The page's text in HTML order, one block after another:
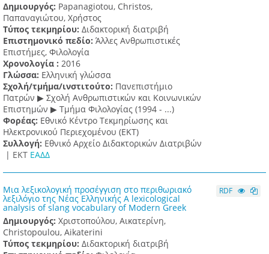
Δημιουργός: Papanagiotou, Christos,
Παπαναγιώτου, Χρήστος
Τύπος τεκμηρίου: Διδακτορική διατριβή
Επιστημονικό πεδίο: Άλλες Ανθρωπιστικές
Επιστήμες, Φιλολογία
Χρονολογία : 2016
Γλώσσα: Ελληνική γλώσσα
Σχολή/τμήμα/ινστιτούτο: Πανεπιστήμιο
Πατρών ▶ Σχολή Ανθρωπιστικών και Κοινωνικών
Επιστημών ▶ Τμήμα Φιλολογίας (1994 - ...)
Φορέας: Εθνικό Κέντρο Τεκμηρίωσης και
Ηλεκτρονικού Περιεχομένου (ΕΚΤ)
Συλλογή: Εθνικό Αρχείο Διδακτορικών Διατριβών
| ΕΚΤ ΕΑΔΔ
Μια λεξικολογική προσέγγιση στο περιθωριακό
λεξιλόγιο της Νέας Ελληνικής A lexicological
analysis of slang vocabulary of Modern Greek
Δημιουργός: Χριστοπούλου, Αικατερίνη,
Christopoulou, Aikaterini
Τύπος τεκμηρίου: Διδακτορική διατριβή
RDF